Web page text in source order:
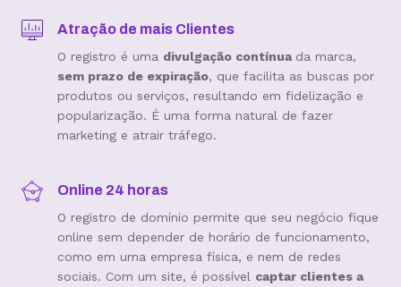
Atração de mais Clientes
O registro é uma divulgação contínua da marca,
sem prazo de expiração, que facilita as buscas por
produtos ou serviços, resultando em fidelização e
popularização. É uma forma natural de fazer
marketing e atrair tráfego.
Online 24 horas
O registro de domínio permite que seu negócio fique
online sem depender de horário de funcionamento,
como em uma empresa física, e nem de redes
sociais. Com um site, é possível captar clientes a